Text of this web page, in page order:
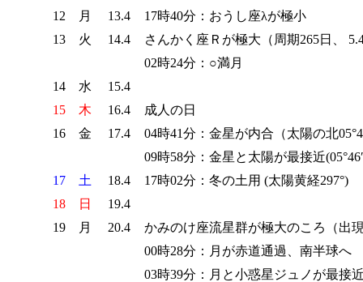
12
月 13.4
17時40分：おうし座λが極小
13
火 14.4
さんかく座Ｒが極大（周期265日、
02時24分：○満月
14
水
15.4
15
木 16.4
成人の日
16
金 17.4
04時41分：金星が内合（太陽の北
09時58分：金星と太陽が最接近
17
土 18.4
17時02分：冬の土用 (太陽黄経297°)
18
日
19.4
19
月 20.4
かみのけ座流星群が極大のころ（出
00時28分：月が赤道通過、南半球へ
03時39分：月と小惑星ジュノが最接近